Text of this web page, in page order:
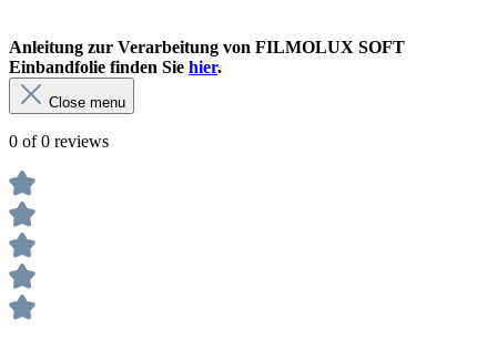
Anleitung zur Verarbeitung von FILMOLUX SOFT
Einbandfolie finden Sie hier.
Close menu
0 of 0 reviews